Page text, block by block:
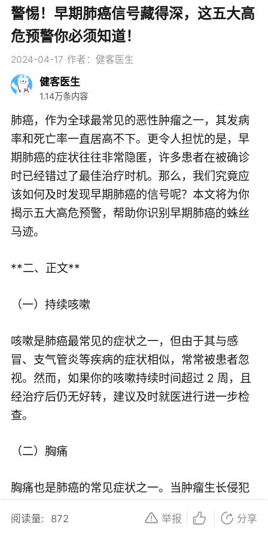
警惕！早期肺癌信号藏得深，这五大高
危预警你必须知道！
2024-04-17 作者：健客医生
健客医生
1.14万条内容
肺癌，作为全球最常见的恶性肿瘤之一，其发病
率和死亡率一直居高不下。更令人担忧的是，早
期肺癌的症状往往非常隐匿，许多患者在被确诊
时已经错过了最佳治疗时机。那么，我们究竟应
该如何及时发现早期肺癌的信号呢？本文将为你
揭示五大高危预警，帮助你识别早期肺癌的蛛丝
马迹。
**二、正文**
（一）持续咳嗽
咳嗽是肺癌最常见的症状之一，但由于其与感
冒、支气管炎等疾病的症状相似，常常被患者忽
视。然而，如果你的咳嗽持续时间超过 2 周，且
经治疗后仍无好转，建议及时就医进行进一步检
查。
（二）胸痛
胸痛也是肺癌的常见症状之一。当肿瘤生长侵犯
表现为持续性的钝痛或隐痛，且随着肿瘤的进
阅读量: 872 举报 分享